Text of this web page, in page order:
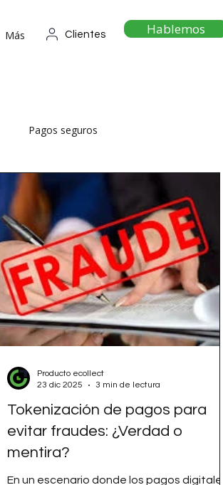
Más Clientes Hablemos
Pagos seguros
Tokenización de pagos para
evitar fraudes: ¿Verdad o
mentira?
En un escenario donde los pagos digitales
Producto ecollect
23 dic 2025
3 min de lectura